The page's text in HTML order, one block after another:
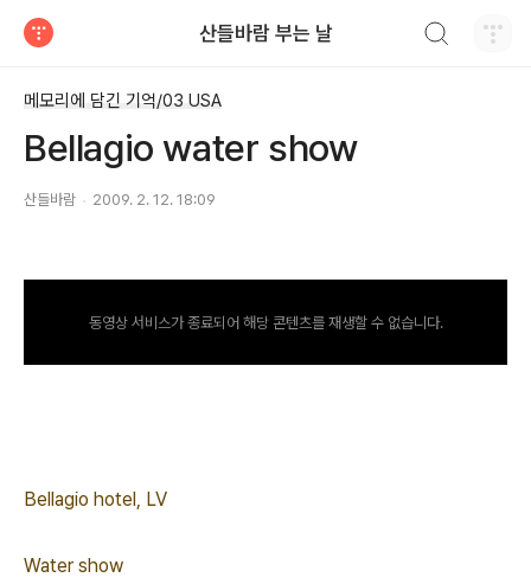
산들바람 부는 날
메모리에 담긴 기억/03 USA
Bellagio water show
산들바람 2009. 2. 12. 18:09
동영상 서비스가 종료되어 해당 콘텐츠를 재생할 수 없습니다.
Bellagio hotel, LV
Water show